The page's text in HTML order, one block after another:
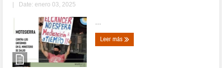
| Date: enero 03, 2025
Leer más